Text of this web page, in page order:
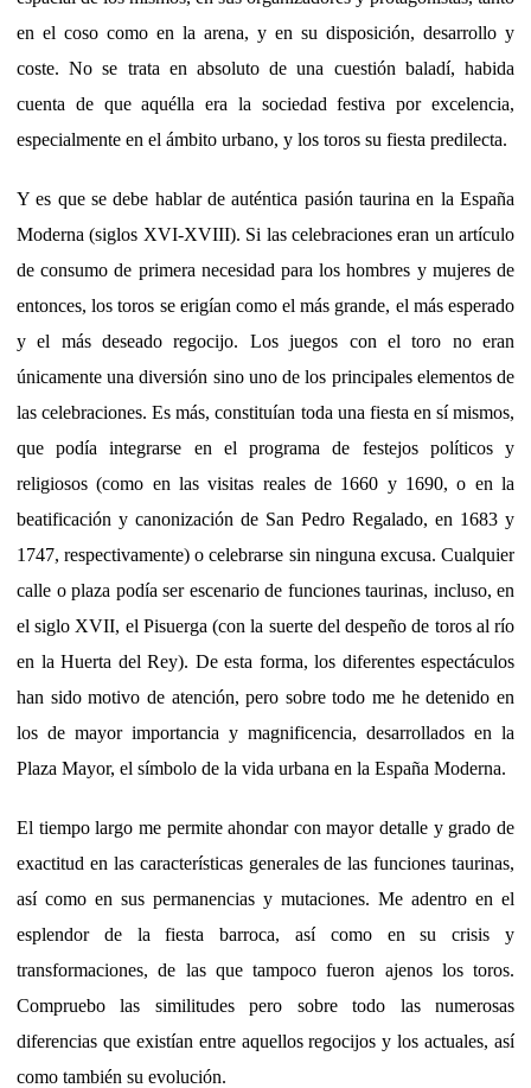
en el coso como en la arena, y en su disposición, desarrollo y
coste. No se trata en absoluto de una cuestión baladí, habida
cuenta de que aquélla era la sociedad festiva por excelencia,
especialmente en el ámbito urbano, y los toros su fiesta predilecta.
Y es que se debe hablar de auténtica pasión taurina en la España
Moderna (siglos XVI-XVIII). Si las celebraciones eran un artículo
de consumo de primera necesidad para los hombres y mujeres de
entonces, los toros se erigían como el más grande, el más esperado
y el más deseado regocijo. Los juegos con el toro no eran
únicamente una diversión sino uno de los principales elementos de
las celebraciones. Es más, constituían toda una fiesta en sí mismos,
que podía integrarse en el programa de festejos políticos y
religiosos (como en las visitas reales de 1660 y 1690, o en la
beatificación y canonización de San Pedro Regalado, en 1683 y
1747, respectivamente) o celebrarse sin ninguna excusa. Cualquier
calle o plaza podía ser escenario de funciones taurinas, incluso, en
el siglo XVII, el Pisuerga (con la suerte del despeño de toros al río
en la Huerta del Rey). De esta forma, los diferentes espectáculos
han sido motivo de atención, pero sobre todo me he detenido en
los de mayor importancia y magnificencia, desarrollados en la
Plaza Mayor, el símbolo de la vida urbana en la España Moderna.
El tiempo largo me permite ahondar con mayor detalle y grado de
exactitud en las características generales de las funciones taurinas,
así como en sus permanencias y mutaciones. Me adentro en el
esplendor de la fiesta barroca, así como en su crisis y
transformaciones, de las que tampoco fueron ajenos los toros.
Compruebo las similitudes pero sobre todo las numerosas
diferencias que existían entre aquellos regocijos y los actuales, así
como también su evolución.